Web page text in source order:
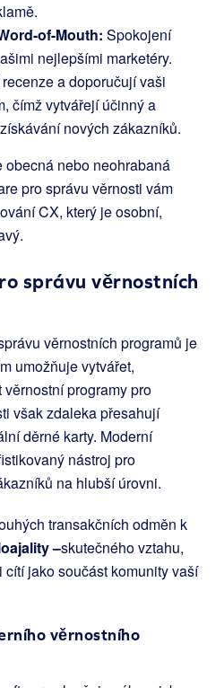
of-Mouth: Spokojení
nejlepšími marketéry.
a doporučují vaši
čímž vytvářejí účinný a
nových zákazníků.
obecná nebo neohrabaná
pro správu věrnosti vám
CX, který je osobní,
správu věrnostních
věrnostních programů je
umožňuje vytvářet,
programy pro
však zdaleka přesahují
děrné karty. Moderní
nástroj pro
na hlubší úrovni.
transakčních odměn k
–skutečného vztahu,
jako součást komunity vaší
věrnostního